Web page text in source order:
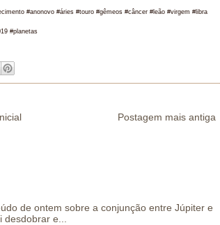
#anonovo #áries #touro #gêmeos #câncer #leão #virgem #libra
#planetas
Postagem mais antiga
de ontem sobre a conjunção entre Júpiter e
e...